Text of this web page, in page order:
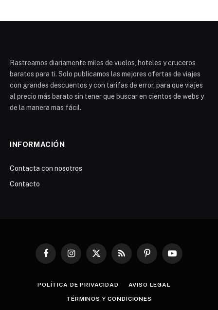
Rastreamos diariamente miles de vuelos, hoteles y cruceros
baratos para ti. Solo publicamos las mejores ofertas de viajes
con grandes descuentos y con tarifas de error, para que viajes
al precio más barato sin tener que buscar en cientos de webs y
de la manera mas fácil.
INFORMACIÓN
Contacta con nosotros
Contacto
FacebookInstagram
X
RSS PinterestYouTube
POLÍTICA DE PRIVACIDAD AVISO LEGAL
TÉRMINOS Y CONDICIONES